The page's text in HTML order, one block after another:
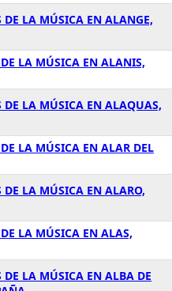
DE LA MÚSICA EN ALANGE,
LA MÚSICA EN ALANIS,
DE LA MÚSICA EN ALAQUAS,
LA MÚSICA EN ALAR DEL
DE LA MÚSICA EN ALARO,
LA MÚSICA EN ALAS,
DE LA MÚSICA EN ALBA DE